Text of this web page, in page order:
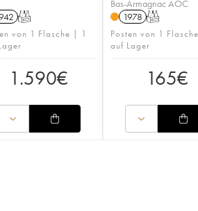
T
von 1 Flasche | 1
1.590€
Bas-Armagnac AOC
1978 T
Posten von 1
auf Lager
165€